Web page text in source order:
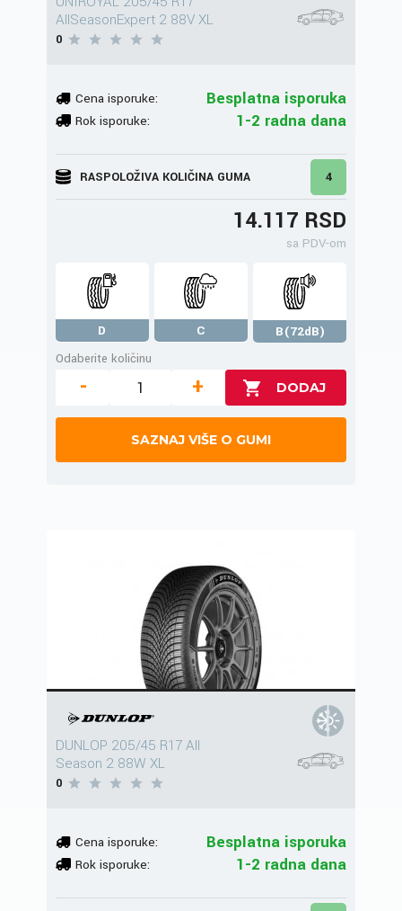
AllSeasonExpert 2 88V XL
0
Cena isporuke: Besplatna isporuka
Rok isporuke: 1-2 radna dana
RASPOLOŽIVA KOLIČINA GUMA 4
14.117 RSD
sa PDV-om
D C
B(72dB)
Odaberite količinu
- +
SAZNAJ VIŠE O GUMI
DUNLOP 205/45 R17 All
Season 2 88W XL
0
Cena isporuke: Besplatna isporuka
Rok isporuke: 1-2 radna dana